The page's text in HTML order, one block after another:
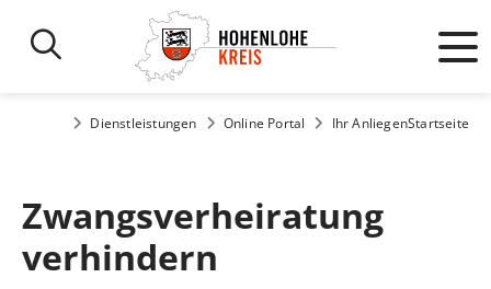
Startseite
Ihr Anliegen
Online Portal
Dienstleistungen
Zwangsverheiratung
verhindern